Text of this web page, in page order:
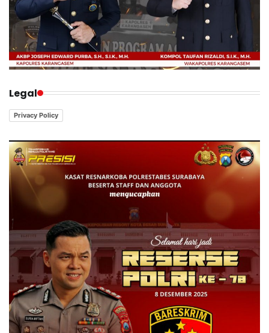
Legal
Privacy Policy